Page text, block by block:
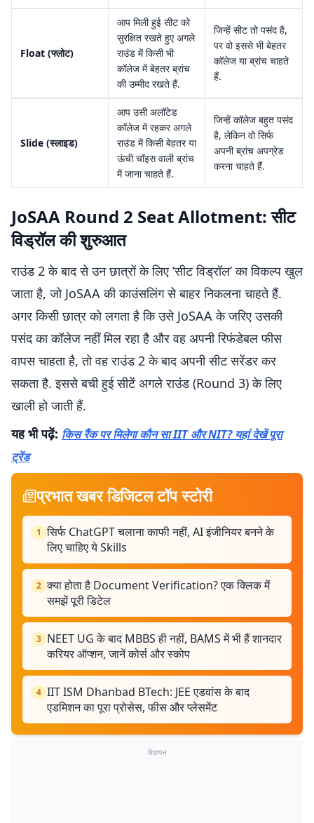
Float (फ्लोट)
आप मिली हुई सीट को
सुरक्षित रखते हुए अगले
राउंड में किसी भी
कॉलेज में बेहतर ब्रांच
की उम्मीद रखते हैं.
जिन्हें सीट तो पसंद है,
पर वो इससे भी बेहतर
कॉलेज या ब्रांच चाहते
हैं.
Slide (स्लाइड)
आप उसी अलॉटेड
कॉलेज में रहकर अगले
राउंड में किसी बेहतर या
ऊंची चॉइस वाली ब्रांच
में जाना चाहते हैं.
जिन्हें कॉलेज बहुत पसंद
है, लेकिन वो सिर्फ
अपनी ब्रांच अपग्रेड
करना चाहते हैं.
JoSAA Round 2 Seat Allotment: सीट
विड्रॉल की शुरुआत
राउंड 2 के बाद से उन छात्रों के लिए ‘सीट विड्रॉल’ का विकल्प खुल
जाता है, जो JoSAA की काउंसलिंग से बाहर निकलना चाहते हैं.
अगर किसी छात्र को लगता है कि उसे JoSAA के जरिए उसकी
पसंद का कॉलेज नहीं मिल रहा है और वह अपनी रिफंडेबल फीस
वापस चाहता है, तो वह राउंड 2 के बाद अपनी सीट सरेंडर कर
सकता है. इससे बची हुई सीटें अगले राउंड (Round 3) के लिए
खाली हो जाती हैं.
यह भी पढ़ें: किस रैंक पर मिलेगा कौन सा IIT और NIT? यहां देखें पूरा
ट्रेंड
प्रभात खबर डिजिटल टॉप स्टोरी
1 सिर्फ ChatGPT चलाना काफी नहीं, AI इंजीनियर बनने के
लिए चाहिए ये Skills
2 क्या होता है Document Verification? एक क्लिक में
समझें पूरी डिटेल
3 NEET UG के बाद MBBS ही नहीं, BAMS में भी हैं शानदार
करियर ऑप्शन, जानें कोर्स और स्कोप
4 IIT ISM Dhanbad BTech: JEE एडवांस के बाद
एडमिशन का पूरा प्रोसेस, फीस और प्लेसमेंट
विज्ञापन